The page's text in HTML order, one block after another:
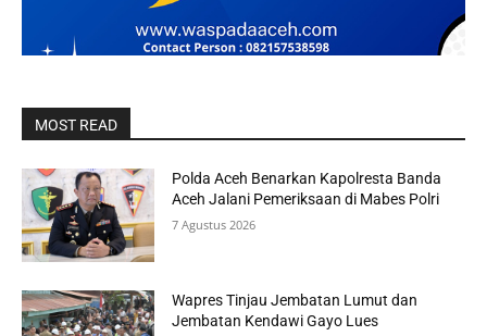
MOST READ
Polda Aceh Benarkan Kapolresta Banda
Aceh Jalani Pemeriksaan di Mabes Polri
7 Agustus 2026
Wapres Tinjau Jembatan Lumut dan
Jembatan Kendawi Gayo Lues